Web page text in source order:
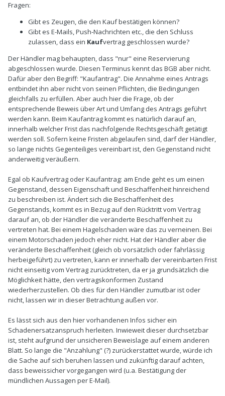
Fragen:
Gibt es Zeugen, die den Kauf bestätigen können?
Gibt es E-Mails, Push-Nachrichten etc., die den Schluss
zulassen, dass ein Kaufvertrag geschlossen wurde?
Der Händler mag behaupten, dass "nur" eine Reservierung
abgeschlossen wurde. Diesen Terminus kennt das BGB aber nicht.
Dafür aber den Begriff: "Kaufantrag". Die Annahme eines Antrags
entbindet ihn aber nicht von seinen Pflichten, die Bedingungen
gleichfalls zu erfüllen. Aber auch hier die Frage, ob der
entsprechende Beweis über Art und Umfang des Antrags geführt
werden kann. Beim Kaufantrag kommt es natürlich darauf an,
innerhalb welcher Frist das nachfolgende Rechtsgeschäft getätigt
werden soll. Sofern keine Fristen abgelaufen sind, darf der Händler,
so lange nichts Gegenteiliges vereinbart ist, den Gegenstand nicht
anderweitig veräußern.
Egal ob Kaufvertrag oder Kaufantrag: am Ende geht es um einen
Gegenstand, dessen Eigenschaft und Beschaffenheit hinreichend
zu beschreiben ist. Ändert sich die Beschaffenheit des
Gegenstands, kommt es in Bezug auf den Rücktritt vom Vertrag
darauf an, ob der Händler die veränderte Beschaffenheit zu
vertreten hat. Bei einem Hagelschaden wäre das zu verneinen. Bei
einem Motorschaden jedoch eher nicht. Hat der Händler aber die
veränderte Beschaffenheit (gleich ob vorsätzlich oder fahrlässig
herbeigeführt) zu vertreten, kann er innerhalb der vereinbarten Frist
nicht einseitig vom Vertrag zurücktreten, da er ja grundsätzlich die
Möglichkeit hätte, den vertragskonformen Zustand
wiederherzustellen. Ob dies für den Händler zumutbar ist oder
nicht, lassen wir in dieser Betrachtung außen vor.
Es lässt sich aus den hier vorhandenen Infos sicher ein
Schadenersatzanspruch herleiten. Inwieweit dieser durchsetzbar
ist, steht aufgrund der unsicheren Beweislage auf einem anderen
Blatt. So lange die "Anzahlung" (?) zurückerstattet wurde, würde ich
die Sache auf sich beruhen lassen und zukünftig darauf achten,
dass beweissicher vorgegangen wird (u.a. Bestätigung der
mündlichen Aussagen per E-Mail).